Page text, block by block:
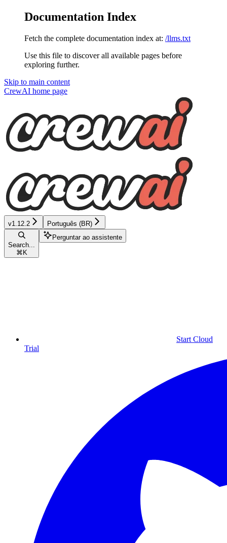
Documentation Index
Fetch the complete documentation index at: /llms.txt
Use this file to discover all available pages before
exploring further.
Skip to main content
CrewAI home page
v1.12.2 Português (BR)
Search...
⌘ K
Perguntar ao assistente
Start Cloud
Trial